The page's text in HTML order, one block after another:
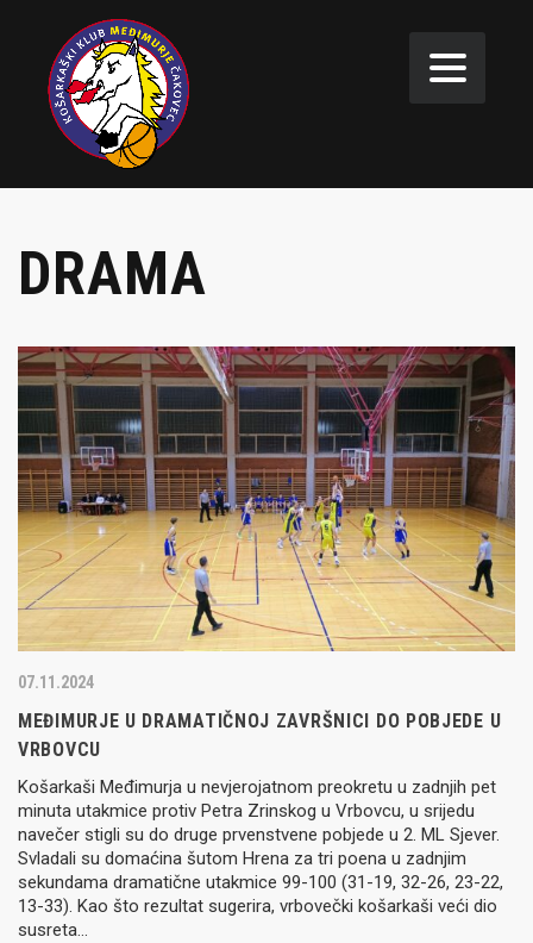
DRAMA
07.11.2024
MEĐIMURJE U DRAMATIČNOJ ZAVRŠNICI DO POBJEDE U
VRBOVCU
Košarkaši Međimurja u nevjerojatnom preokretu u zadnjih pet
minuta utakmice protiv Petra Zrinskog u Vrbovcu, u srijedu
navečer stigli su do druge prvenstvene pobjede u 2. ML Sjever.
Svladali su domaćina šutom Hrena za tri poena u zadnjim
sekundama dramatične utakmice 99-100 (31-19, 32-26, 23-22,
13-33). Kao što rezultat sugerira, vrbovečki košarkaši veći dio
susreta…